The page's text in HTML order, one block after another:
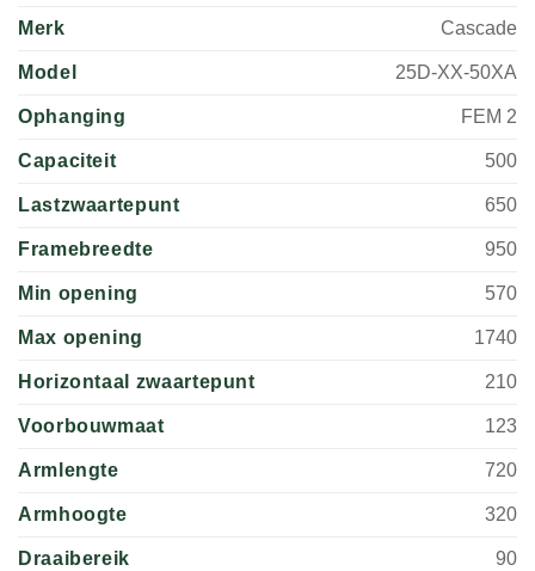
Merk Cascade
Model 25D-XX-50XA
Ophanging FEM 2
Capaciteit 500
Lastzwaartepunt 650
Framebreedte 950
Min opening 570
Max opening 1740
Horizontaal zwaartepunt 210
Voorbouwmaat 123
Armlengte 720
Armhoogte 320
Draaibereik 90